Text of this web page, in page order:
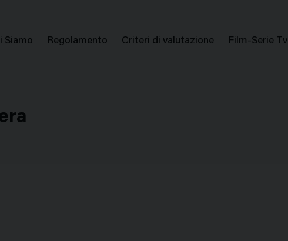
Siamo Regolamento Criteri di valutazione Film-Serie Tv